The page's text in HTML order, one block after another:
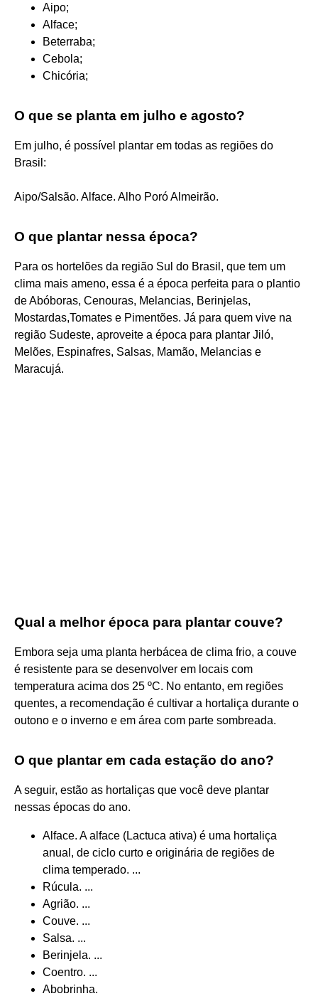
Aipo;
Alface;
Beterraba;
Cebola;
Chicória;
O que se planta em julho e agosto?
Em julho, é possível plantar em todas as regiões do
Brasil:
Aipo/Salsão. Alface. Alho Poró Almeirão.
O que plantar nessa época?
Para os hortelões da região Sul do Brasil, que tem um
clima mais ameno, essa é a época perfeita para o plantio
de Abóboras, Cenouras, Melancias, Berinjelas,
Mostardas,Tomates e Pimentões. Já para quem vive na
região Sudeste, aproveite a época para plantar Jiló,
Melões, Espinafres, Salsas, Mamão, Melancias e
Maracujá.
Qual a melhor época para plantar couve?
Embora seja uma planta herbácea de clima frio, a couve
é resistente para se desenvolver em locais com
temperatura acima dos 25 ºC. No entanto, em regiões
quentes, a recomendação é cultivar a hortaliça durante o
outono e o inverno e em área com parte sombreada.
O que plantar em cada estação do ano?
A seguir, estão as hortaliças que você deve plantar
nessas épocas do ano.
Alface. A alface (Lactuca ativa) é uma hortaliça
anual, de ciclo curto e originária de regiões de
clima temperado. ...
Rúcula. ...
Agrião. ...
Couve. ...
Salsa. ...
Berinjela. ...
Coentro. ...
Abobrinha.